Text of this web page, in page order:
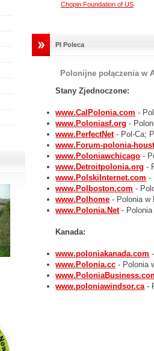
Chopin Foundation of US
PI Poleca
Polonijne połączenia w
Stany Zjednoczone:
www.CalPolonia.com -
www.Poloniasf.org -
www.PerfectNet - Pol-Ca;
www.Forum-polonia-
www.Poloniawchicago -
www.Detroitpolonia.org -
www.PolskiInternet.com -
www.Polboston.com -
www.Polhome - Polonia w
www.Polonia.Net- Polonia
Kanada:
www.poloniakanada.com
www.Polonia.cc - Polonia
www.poloniawindsor.ca-